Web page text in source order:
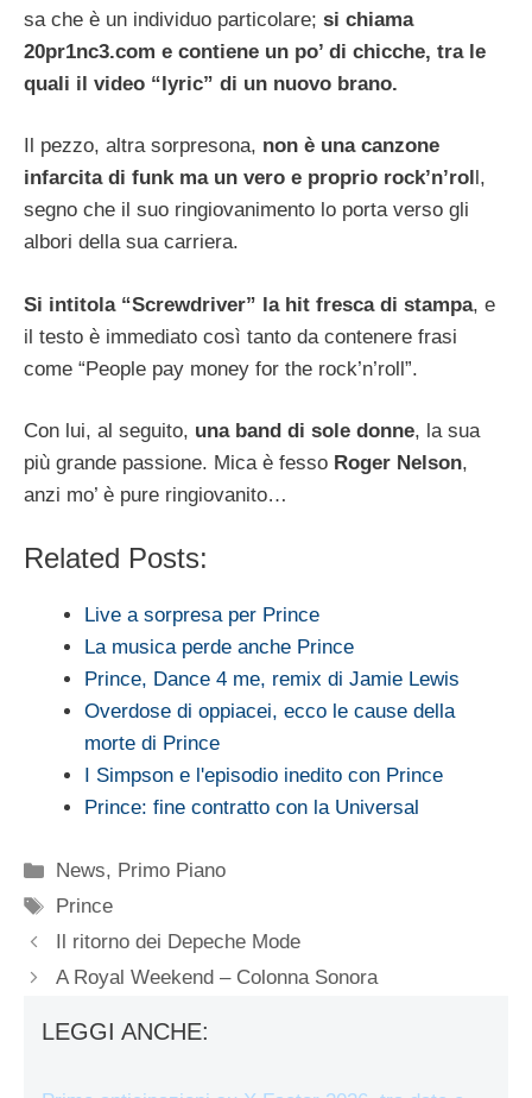
sa che è un individuo particolare; si chiama
20pr1nc3.com e contiene un po’ di chicche, tra le
quali il video “lyric” di un nuovo brano.
Il pezzo, altra sorpresona, non è una canzone
infarcita di funk ma un vero e proprio rock’n’rol l,
segno che il suo ringiovanimento lo porta verso gli
albori della sua carriera.
Si intitola “Screwdriver” la hit fresca di stampa, e
il testo è immediato così tanto da contenere frasi
come “People pay money for the rock’n’roll”.
Con lui, al seguito, una band di sole donne, la sua
più grande passione. Mica è fesso Roger Nelson,
anzi mo’ è pure ringiovanito…
Related Posts:
Live a sorpresa per Prince
La musica perde anche Prince
Prince, Dance 4 me, remix di Jamie Lewis
Overdose di oppiacei, ecco le cause della
morte di Prince
I Simpson e l'episodio inedito con Prince
Prince: fine contratto con la Universal
Categorie
News, Primo Piano
Tag
Prince
Il ritorno dei Depeche Mode
A Royal Weekend – Colonna Sonora
LEGGI ANCHE: